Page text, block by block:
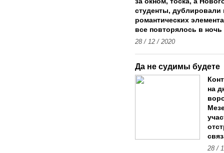
студенты,
романтических
все повторялось в ночь
28 / 12 / 2020
Да не судимы будете
на
28 /